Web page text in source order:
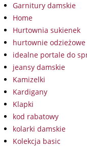
Garnitury damskie
Home
Hurtownia sukienek
hurtownie odzieżowe
idealne portale do
jeansy damskie
Kamizelki
Kardigany
Klapki
kod rabatowy
kolarki damskie
Kolekcja basic